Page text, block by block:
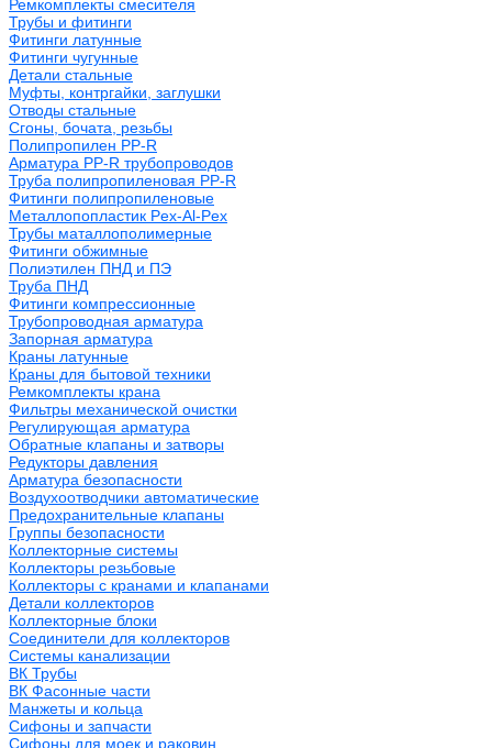
Ремкомплекты смесителя
Трубы и фитинги
Фитинги латунные
Фитинги чугунные
Детали стальные
Муфты, контргайки, заглушки
Отводы стальные
Сгоны, бочата, резьбы
Полипропилен PP-R
Арматура PP-R трубопроводов
Труба полипропиленовая PP-R
Фитинги полипропиленовые
Металлопопластик Pex-Al-Pex
Трубы маталлополимерные
Фитинги обжимные
Полиэтилен ПНД и ПЭ
Труба ПНД
Фитинги компрессионные
Трубопроводная арматура
Запорная арматура
Краны латунные
Краны для бытовой техники
Ремкомплекты крана
Фильтры механической очистки
Регулирующая арматура
Обратные клапаны и затворы
Редукторы давления
Арматура безопасности
Воздухоотводчики автоматические
Предохранительные клапаны
Группы безопасности
Коллекторные системы
Коллекторы резьбовые
Коллекторы с кранами и клапанами
Детали коллекторов
Коллекторные блоки
Соединители для коллекторов
Системы канализации
ВК Трубы
ВК Фасонные части
Манжеты и кольца
Сифоны и запчасти
Сифоны для моек и раковин